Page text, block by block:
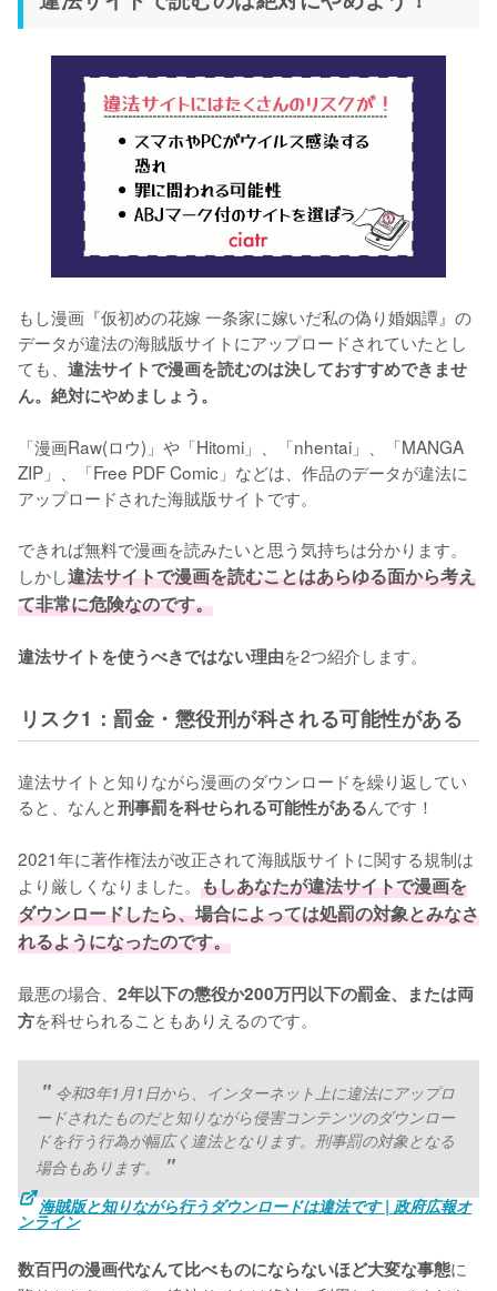
もし漫画『仮初めの花嫁 一条家に嫁いだ私の偽り婚姻譚』の
データが違法の海賊版サイトにアップロードされていたとし
ても、 違法サイトで漫画を読むのは決しておすすめできませ
ん。絶対にやめましょう。
「漫画Raw(ロウ)」や「Hitomi」、「nhentai」、「MANGA
ZIP」、「Free PDF Comic」などは、作品のデータが違法に
アップロードされた海賊版サイトです。
できれば無料で漫画を読みたいと思う気持ちは分かります。
しかし違法サイトで漫画を読むことはあらゆる面から考え
て非常に危険なのです。
違法サイトを使うべきではない理由を2つ紹介します。
リスク1：罰金・懲役刑が科される可能性がある
違法サイトと知りながら漫画のダウンロードを繰り返してい
ると、なんと刑事罰を科せられる可能性があるんです！
2021年に著作権法が改正されて海賊版サイトに関する規制は
より厳しくなりました。 もしあなたが違法サイトで漫画を
ダウンロードしたら、場合によっては処罰の対象とみなさ
れるようになったのです。
最悪の場合、 2年以下の懲役か200万円以下の罰金、または両
方を科せられることもありえるのです。
令和3年1月1日から、インターネット上に違法にアップロ
ードされたものだと知りながら侵害コンテンツのダウンロー
ドを行う行為が幅広く違法となります。刑事罰の対象となる
場合もあります。
海賊版と知りながら行うダウンロードは違法です | 政府広報オ
ンライン
数百円の漫画代なんて比べものにならないほど大変な事態に